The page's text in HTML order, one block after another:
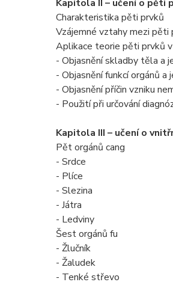
Kapitola II – učení o pěti
Charakteristika pěti prvků
Vzájemné vztahy mezi pěti
Aplikace teorie pěti prvků v
- Objasnění skladby těla a
- Objasnění funkcí orgánů a
- Objasnění příčin vzniku
- Použití při určování
Kapitola III – učení o
Pět orgánů cang
- Srdce
- Plíce
- Slezina
- Játra
- Ledviny
Šest orgánů fu
- Žlučník
- Žaludek
- Tenké střevo